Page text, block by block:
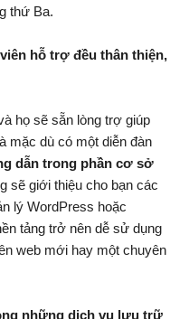
thứ Ba.
hỗ trợ đều thân thiện,
họ sẽ sẵn lòng trợ giúp
mặc dù có một diễn đàn
dẫn trong phần cơ sở
sẽ giới thiệu cho bạn các
lý WordPress hoặc
tảng trở nên dễ sử dụng
web mới hay một chuyên
những dịch vụ lưu trữ